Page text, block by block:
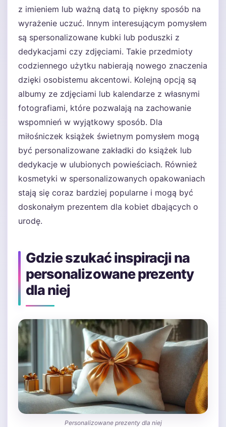
z imieniem lub ważną datą to piękny sposób na
wyrażenie uczuć. Innym interesującym pomysłem
są spersonalizowane kubki lub poduszki z
dedykacjami czy zdjęciami. Takie przedmioty
codziennego użytku nabierają nowego znaczenia
dzięki osobistemu akcentowi. Kolejną opcją są
albumy ze zdjęciami lub kalendarze z własnymi
fotografiami, które pozwalają na zachowanie
wspomnień w wyjątkowy sposób. Dla
miłośniczek książek świetnym pomysłem mogą
być personalizowane zakładki do książek lub
dedykacje w ulubionych powieściach. Również
kosmetyki w spersonalizowanych opakowaniach
stają się coraz bardziej popularne i mogą być
doskonałym prezentem dla kobiet dbających o
urodę.
Gdzie szukać inspiracji na
personalizowane prezenty
dla niej
Personalizowane prezenty dla niej